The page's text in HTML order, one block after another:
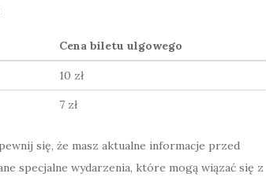
Cena biletu ulgowego
10 zł
7 zł
się, że masz aktualne informacje przed
specjalne wydarzenia, które mogą wiązać się z